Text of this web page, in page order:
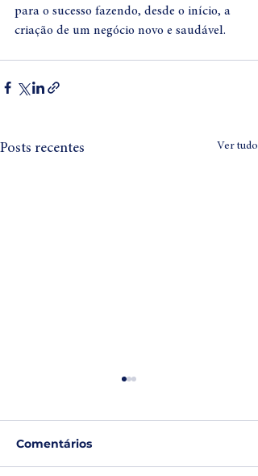
para o sucesso fazendo, desde o início, a
criação de um negócio novo e saudável.
Posts recentes Ver tudo
Comentários